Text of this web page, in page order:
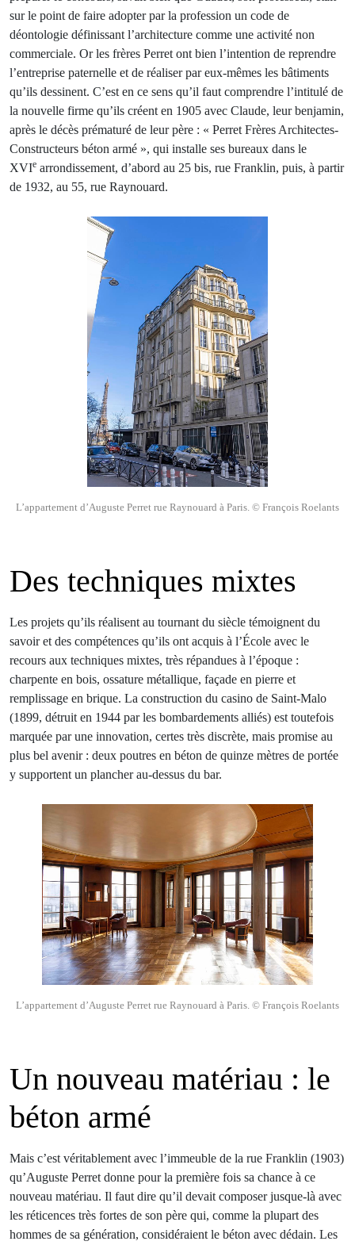
sur le point de faire adopter par la profession un code de
déontologie définissant l’architecture comme une activité non
commerciale. Or les frères Perret ont bien l’intention de reprendre
l’entreprise paternelle et de réaliser par eux-mêmes les bâtiments
qu’ils dessinent. C’est en ce sens qu’il faut comprendre l’intitulé de
la nouvelle firme qu’ils créent en 1905 avec Claude, leur benjamin,
après le décès prématuré de leur père : « Perret Frères Architectes-
Constructeurs béton armé », qui installe ses bureaux dans le
XVIe arrondissement, d’abord au 25 bis, rue Franklin, puis, à partir
de 1932, au 55, rue Raynouard.
L’appartement d’Auguste Perret rue Raynouard à Paris. © François Roelants
Des techniques mixtes
Les projets qu’ils réalisent au tournant du siècle témoignent du
savoir et des compétences qu’ils ont acquis à l’École avec le
recours aux techniques mixtes, très répandues à l’époque :
charpente en bois, ossature métallique, façade en pierre et
remplissage en brique. La construction du casino de Saint-Malo
(1899, détruit en 1944 par les bombardements alliés) est toutefois
marquée par une innovation, certes très discrète, mais promise au
plus bel avenir : deux poutres en béton de quinze mètres de portée
y supportent un plancher au-dessus du bar.
L’appartement d’Auguste Perret rue Raynouard à Paris. © François Roelants
Un nouveau matériau : le
béton armé
Mais c’est véritablement avec l’immeuble de la rue Franklin (1903)
qu’Auguste Perret donne pour la première fois sa chance à ce
nouveau matériau. Il faut dire qu’il devait composer jusque-là avec
les réticences très fortes de son père qui, comme la plupart des
hommes de sa génération, considéraient le béton avec dédain. Les